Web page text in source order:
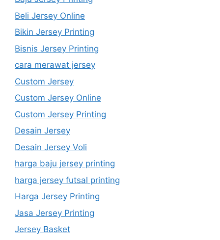
Beli Jersey Online
Bikin Jersey Printing
Bisnis Jersey Printing
cara merawat jersey
Custom Jersey
Custom Jersey Online
Custom Jersey Printing
Desain Jersey
Desain Jersey Voli
harga baju jersey printing
harga jersey futsal printing
Harga Jersey Printing
Jasa Jersey Printing
Jersey Basket